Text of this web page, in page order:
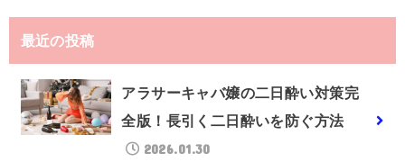
最近の投稿
アラサーキャバ嬢の二日酔い対策完
全版！長引く二日酔いを防ぐ方法
2026.01.30